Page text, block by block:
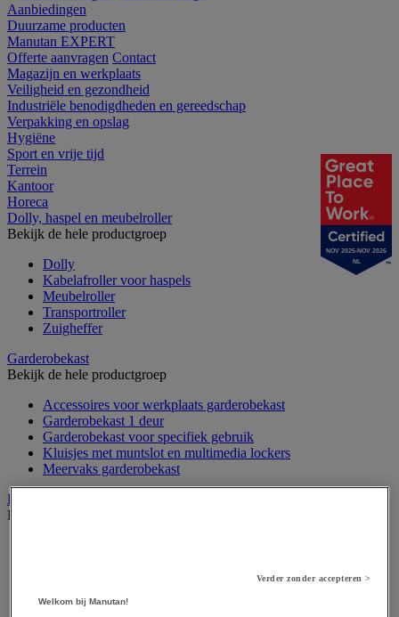
Aanbiedingen
Duurzame producten
Manutan EXPERT
Offerte aanvragen Contact
Magazijn en werkplaats
Veiligheid en gezondheid
Industriële benodigdheden en gereedschap
Verpakking en opslag
Hygiëne
Sport en vrije tijd
Terrein
Kantoor
Horeca
Dolly, haspel en meubelroller
Bekijk de hele productgroep
Dolly
Kabelafroller voor haspels
Meubelroller
Transportroller
Zuigheffer
Garderobekast
Bekijk de hele productgroep
Accessoires voor werkplaats garderobekast
Garderobekast 1 deur
Garderobekast voor specifiek gebruik
Kluisjes met muntslot en multimedia lockers
Meervaks garderobekast
Hijsband en hefaccessoires
Bekijk de hele productgroep
Hijsklem
NOV 2025-NOV 2026
NL
Verder zonder accepteren >
Welkom bij Manutan!